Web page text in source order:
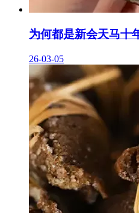
为何都是新会天马十
26-03-05